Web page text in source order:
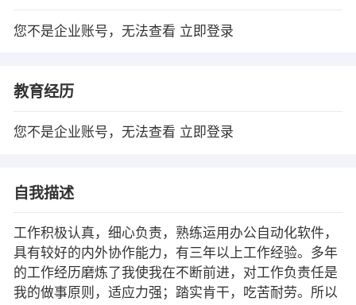
您不是企业账号，无法查看 立即登录
教育经历
您不是企业账号，无法查看 立即登录
自我描述
工作积极认真，细心负责，熟练运用办公自动化软件，
具有较好的内外协作能力，有三年以上工作经验。多年
的工作经历磨炼了我使我在不断前进，对工作负责任是
我的做事原则，适应力强；踏实肯干，吃苦耐劳。所以